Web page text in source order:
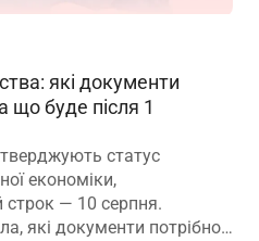
які документи
що буде після 1
статус
економіки,
— 10 серпня.
які документи потрібно